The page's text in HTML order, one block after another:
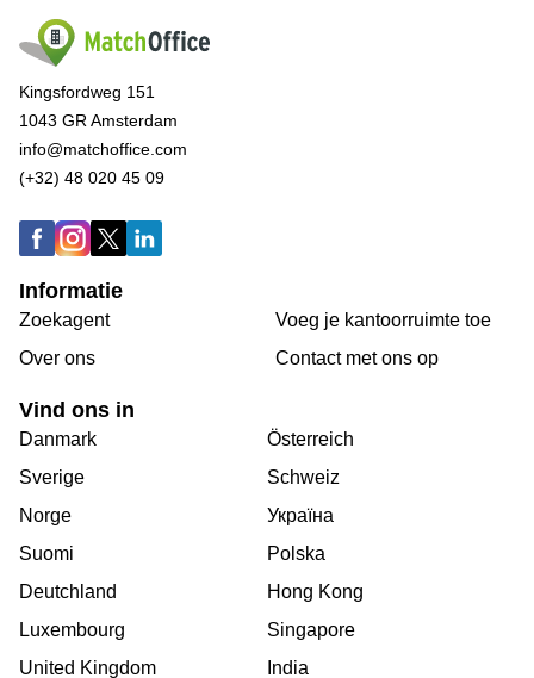
Kingsfordweg 151
1043 GR Amsterdam
info@matchoffice.com
(+32) 48 020 45 09
Informatie
Zoekagent
Over ons
Voeg je kantoorruimte toe
Сontact met ons op
Vind ons in
Danmark
Sverige
Norge
Suomi
Deutchland
Luxembourg
United Kingdom
Österreich
Schweiz
Україна
Polska
Hong Kong
Singapore
India